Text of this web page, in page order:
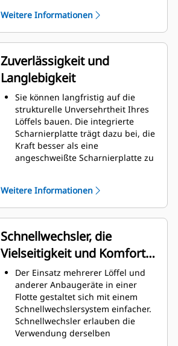
verbessert den Materialfluss in
den Löffel. Die zusätzliche
Rückenfreiheit verhindert ein
Schleifen der Unterseite des
Löffels, wodurch Wartungskosten
gesenkt werden.
Der Kraftstoffverbrauch ist beim
Graben am höchsten. Cat-Löffel
sind so ausgelegt, dass sie schnell
durch das Material schneiden,
wodurch die Betriebseffizienz der
Maschine insgesamt verbessert
wird.
Zeit geladen werden. Bei jeder
Weitere Informationen
Zuverlässigkeit und
Langlebigkeit
Sie können langfristig auf die
strukturelle Unversehrtheit Ihres
Löffels bauen. Die integrierte
Scharnierplatte trägt dazu bei, die
Kraft besser als eine
angeschweißte Scharnierplatte zu
abriebbeständigem Stahl
gefertigt, der vor allem für
Komponenten mit übermäßigem
Verschleiß gedacht ist.
Schützen Sie die wichtigsten
Bereiche des von hohem
Verschleiß betroffenen Löffels mit
Cat-Schneidwerkzeugen.
Die Cat® Advansys ™-
Schneidwerkzeuge bieten ein
höheres Eindringvermögen in das
Material und kürzere
Arbeitstaktzeiten – für eine höhere
Weitere Informationen
Schnellwechsler, die
Vielseitigkeit und Komfort
bieten
Der Einsatz mehrerer Löffel und
anderer Anbaugeräte in einer
Flotte gestaltet sich mit einem
Schnellwechslersystem einfacher.
Schnellwechsler erlauben die
Verwendung derselben